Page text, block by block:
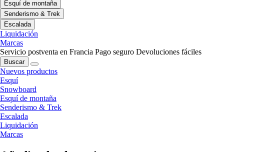
Esquí de montaña
Senderismo & Trek
Escalada
Liquidación
Marcas
Servicio postventa en Francia Pago seguro Devoluciones fáciles
Buscar
Nuevos productos
Esquí
Snowboard
Esquí de montaña
Senderismo & Trek
Escalada
Liquidación
Marcas